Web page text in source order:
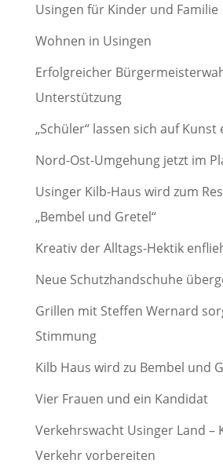
Usingen für Kinder und Familie
Wohnen in Usingen
Erfolgreicher
Unterstützung
„Schüler“ lassen sich auf Kunst
Nord-Ost-Umgehung jetzt im
Usinger Kilb-Haus wird zum
„Bembel und Gretel“
Kreativ der Alltags-Hektik
Neue Schutzhandschuhe
Grillen mit Steffen Wernard
Stimmung
Kilb Haus wird zu Bembel und
Vier Frauen und ein Kandidat
Verkehrswacht Usinger Land –
Verkehr vorbereiten